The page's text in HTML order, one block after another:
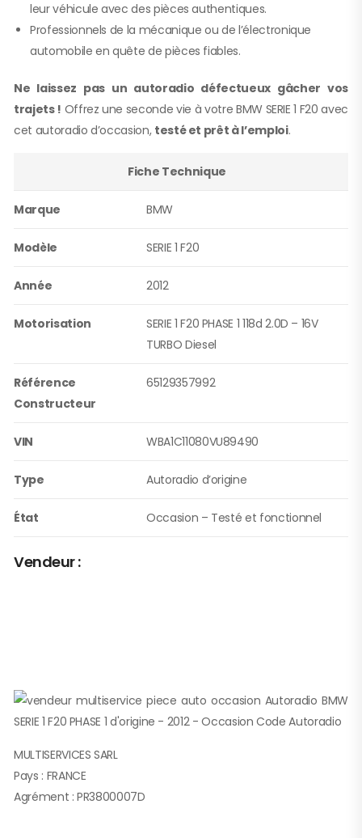
leur véhicule avec des pièces authentiques.
Professionnels de la mécanique ou de l’électronique
automobile en quête de pièces fiables.
Ne laissez pas un autoradio défectueux gâcher vos
trajets ! Offrez une seconde vie à votre BMW SERIE 1 F20 avec
cet autoradio d’occasion, testé et prêt à l’emploi.
Fiche Technique
Marque BMW
Modèle SERIE 1 F20
Année 2012
Motorisation
SERIE 1 F20 PHASE 1 118d 2.0D – 16V
TURBO Diesel
Référence
Constructeur
65129357992
VIN WBA1C11080VU89490
Type Autoradio d’origine
État Occasion – Testé et fonctionnel
Vendeur :
MULTISERVICES SARL
Pays : FRANCE
Agrément : PR3800007D